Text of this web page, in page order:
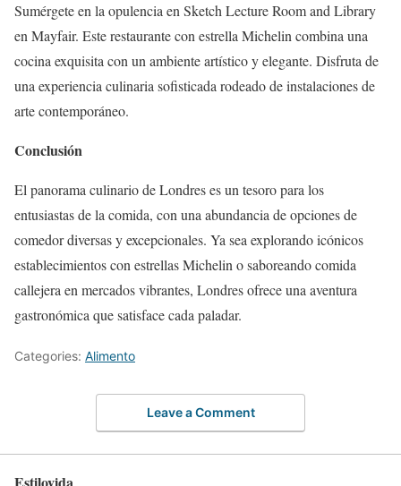
Sumérgete en la opulencia en Sketch Lecture Room and Library
en Mayfair. Este restaurante con estrella Michelin combina una
cocina exquisita con un ambiente artístico y elegante. Disfruta de
una experiencia culinaria sofisticada rodeado de instalaciones de
arte contemporáneo.
Conclusión
El panorama culinario de Londres es un tesoro para los
entusiastas de la comida, con una abundancia de opciones de
comedor diversas y excepcionales. Ya sea explorando icónicos
establecimientos con estrellas Michelin o saboreando comida
callejera en mercados vibrantes, Londres ofrece una aventura
gastronómica que satisface cada paladar.
Categories: Alimento
Leave a Comment
Estilovida